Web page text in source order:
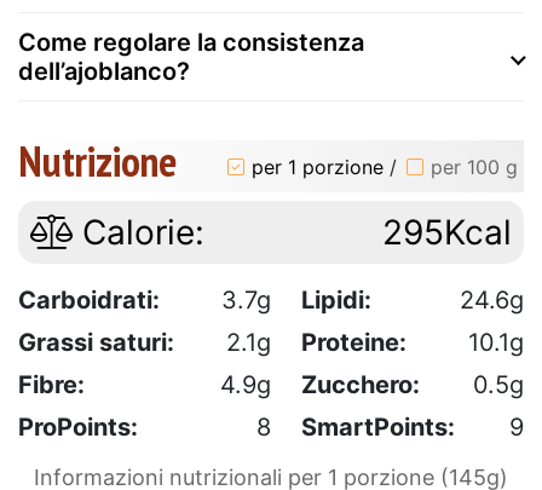
Come regolare la consistenza
dell’ajoblanco?
Nutrizione per 1 porzione / per 100 g
Calorie: 295Kcal
Carboidrati: 3.7g Lipidi:
24.6g
Grassi saturi:
2.1g Proteine:
10.1g
Fibre:
4.9g Zucchero:
0.5g
ProPoints:
8 SmartPoints: 9
Informazioni nutrizionali per 1 porzione (145g)